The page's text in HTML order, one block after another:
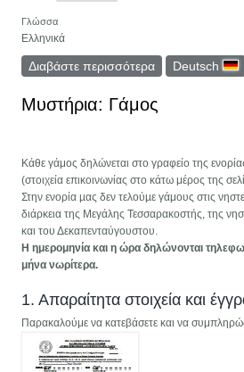
Γλώσσα
Ελληνικά
Διαβάστε περισσότερα για Μυστήρια:
Deutsch
Μυστήρια: Γάμος
Κάθε γάμος δηλώνεται στο γραφείο της
(στοιχεία επικοινωνίας στο κάτω μέρος της
Στην ενορία µας δεν τελούµε γάμους στις
διάρκεια της Μεγάλης Τεσσαρακοστής, της
και του Δεκαπενταύγουστου.
Η ημερομηνία και η ώρα δηλώνονται
μήνα νωρίτερα.
1. Απαραίτητα στοιχεία και
Παρακαλούμε να κατεβάσετε και να